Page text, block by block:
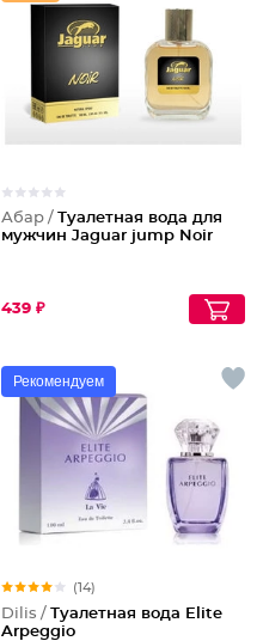
Абар / Туалетная вода для
мужчин Jaguar jump Noir
439 ₽
Рекомендуем
(14)
Dilis / Туалетная вода Elite
Arpeggio